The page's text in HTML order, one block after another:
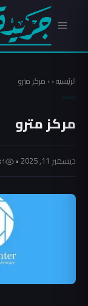
الرئيسية‹
‹ مركز مترو
مركز مترو
ديسمبر 11, 2025 •